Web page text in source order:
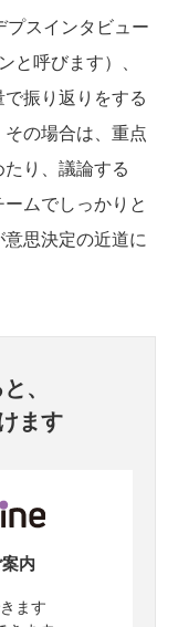
スインタビュー
と呼びます）、
振り返りをする
の場合は、重点
り、議論する
ムでしっかりと
思決定の近道に
、
ます
内
ます